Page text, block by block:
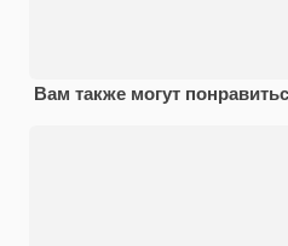
Вам также могут